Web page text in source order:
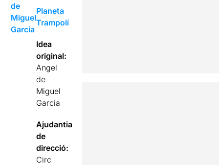
de
Miguel
Garcia
Planeta
Trampolí
Idea
original:
Angel
de
Miguel
Garcia
Ajudantia
de
direcció:
Circ